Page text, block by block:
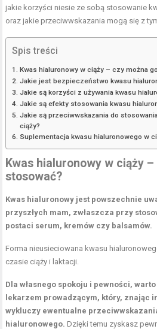
jakie korzyści niesie ze sobą stosowanie
oraz jakie przeciwwskazania mogą się z
Spis treści
Kwas hialuronowy w ciąży – czy można
Jakie jest bezpieczeństwo kwasu
Jakie są korzyści z używania kwasu
Jakie są efekty stosowania kwasu
Jakie są przeciwwskazania do
ciąży?
Suplementacja kwasu hialuronowego w
Kwas hialuronowy w ciąży
stosować?
Kwas hialuronowy jest powszechnie
przyszłych mam, zwłaszcza przy
postaci serum, kremów czy balsamów.
Forma nieusieciowana kwasu
czasie ciąży i laktacji.
Dla własnego spokoju i pewności,
lekarzem prowadzącym, który, znając
wykluczy ewentualne
hialuronowego. Dzięki temu zyskasz